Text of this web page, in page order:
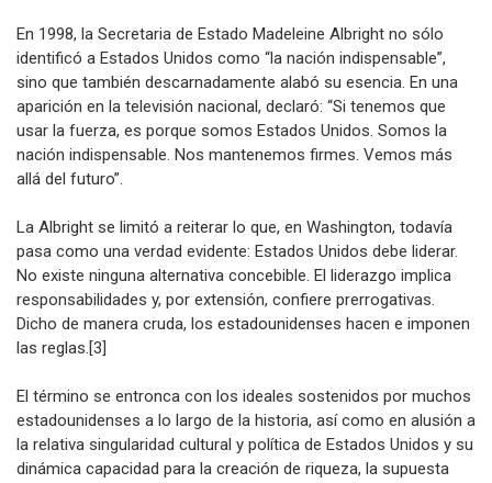
En 1998, la Secretaria de Estado Madeleine Albright no sólo
identificó a Estados Unidos como “la nación indispensable”,
sino que también descarnadamente alabó su esencia. En una
aparición en la televisión nacional, declaró: “Si tenemos que
usar la fuerza, es porque somos Estados Unidos. Somos la
nación indispensable. Nos mantenemos firmes. Vemos más
La Albright se limitó a reiterar lo que, en Washington, todavía
pasa como una verdad evidente: Estados Unidos debe liderar.
No existe ninguna alternativa concebible. El liderazgo implica
responsabilidades y, por extensión, confiere prerrogativas.
Dicho de manera cruda, los estadounidenses hacen e imponen
El término se entronca con los ideales sostenidos por muchos
estadounidenses a lo largo de la historia, así como en alusión a
la relativa singularidad cultural y política de Estados Unidos y su